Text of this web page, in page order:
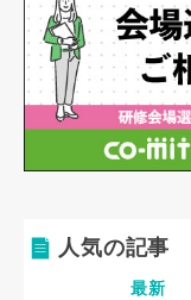
人気の記事
最新